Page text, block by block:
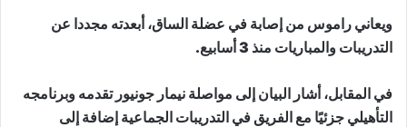
ويعاني راموس من إصابة في عضلة الساق، أبعدته مجددا عن
التدريبات والمباريات منذ 3 أسابيع.
في المقابل، أشار البيان إلى مواصلة نيمار جونيور تقدمه وبرنامجه
التأهيلي جزئيًا مع الفريق في التدريبات الجماعية إضافة إلى